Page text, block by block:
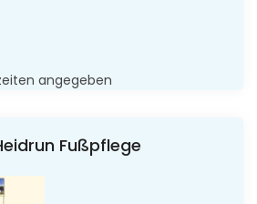
angegeben
Fußpflege